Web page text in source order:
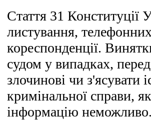
Стаття 31 Конституції
листування,
кореспонденції.
судом у випадках,
злочинові чи з'ясувати
кримінальної справи,
інформацію неможливо.